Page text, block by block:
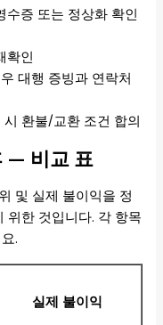
수증 또는 정상화 확인
확인
대행 증빙과 연락처
환불/교환 조건 합의
— 비교 표
및 실제 불이익을 정
위한 것입니다. 각 항목
.
실제 불이익